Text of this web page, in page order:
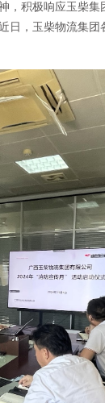
积极响应玉柴集
日，玉柴物流集